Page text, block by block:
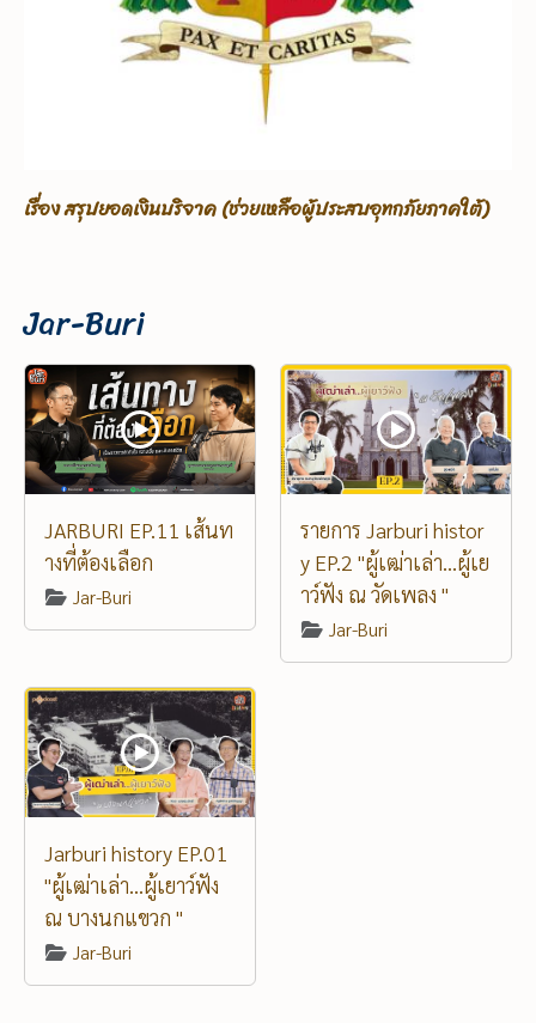
เรื่อง ขอรับบริจาคเพื่อช่วยเหลือผู้ประสบอุทกภัยภาคใต้
Jar-Buri
JARBURI EP.11 เส้นท
างที่ต้องเลือก
Jar-Buri
รายการ Jarburi histor
y EP.2 "ผู้เฒ่าเล่า...ผู้เย
าว์ฟัง ณ วัดเพลง "
Jar-Buri
Jarburi history EP.01
"ผู้เฒ่าเล่า...ผู้เยาว์ฟัง
ณ บางนกแขวก "
Jar-Buri